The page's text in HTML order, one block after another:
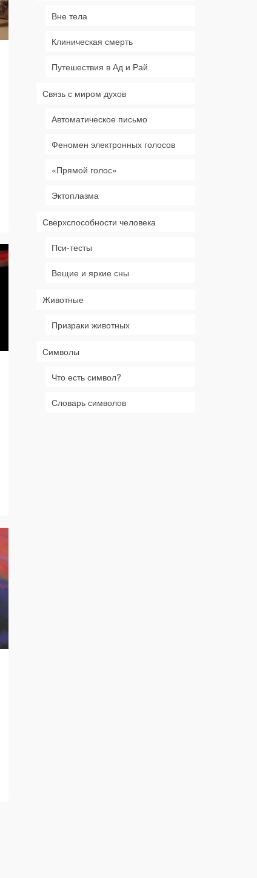
Вне тела
Клиническая смерть
Путешествия в Ад и Рай
Связь с миром духов
Автоматическое письмо
Феномен электронных голосов
«Прямой голос»
Эктоплазма
Сверхспособности человека
Пси-тесты
Вещие и яркие сны
Животные
Призраки животных
Символы
Что есть символ?
Словарь символов